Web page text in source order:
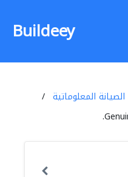
Buildeey
الصيانة المعلوماتية